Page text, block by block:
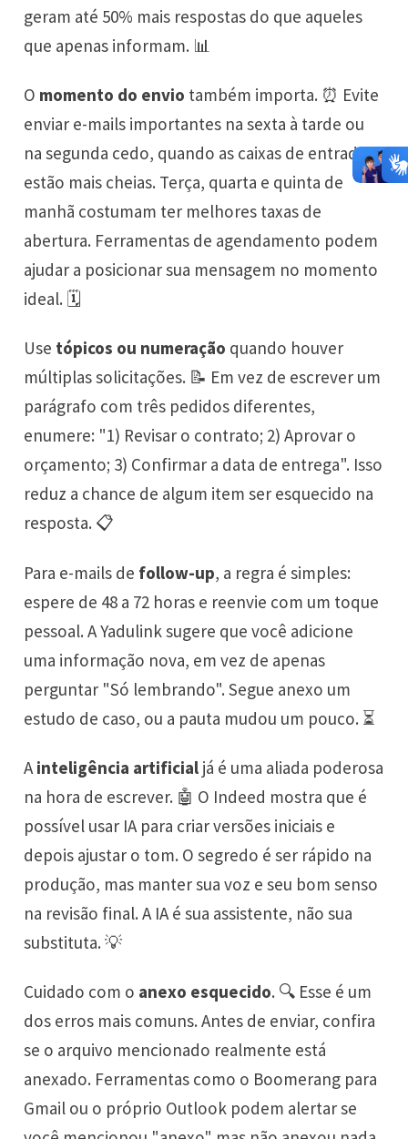
geram até 50% mais respostas do que aqueles
que apenas informam. 📊
O momento do envio também importa. ⏰ Evite
enviar e-mails importantes na sexta à tarde ou
na segunda cedo, quando as caixas de entrada
estão mais cheias. Terça, quarta e quinta de
manhã costumam ter melhores taxas de
abertura. Ferramentas de agendamento podem
ajudar a posicionar sua mensagem no momento
ideal. 🗓️
Use tópicos ou numeração quando houver
múltiplas solicitações. 📝 Em vez de escrever um
parágrafo com três pedidos diferentes,
enumere: "1) Revisar o contrato; 2) Aprovar o
orçamento; 3) Confirmar a data de entrega". Isso
reduz a chance de algum item ser esquecido na
resposta. 📋
Para e-mails de follow-up, a regra é simples:
espere de 48 a 72 horas e reenvie com um toque
pessoal. A Yadulink sugere que você adicione
uma informação nova, em vez de apenas
perguntar "Só lembrando". Segue anexo um
estudo de caso, ou a pauta mudou um pouco. ⏳
A inteligência artificial já é uma aliada poderosa
na hora de escrever. 🤖 O Indeed mostra que é
possível usar IA para criar versões iniciais e
depois ajustar o tom. O segredo é ser rápido na
produção, mas manter sua voz e seu bom senso
na revisão final. A IA é sua assistente, não sua
substituta. 💡
Cuidado com o anexo esquecido. 🔍 Esse é um
dos erros mais comuns. Antes de enviar, confira
se o arquivo mencionado realmente está
anexado. Ferramentas como o Boomerang para
Gmail ou o próprio Outlook podem alertar se